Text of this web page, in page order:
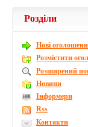
Розділи
Новi
Розмістити
Розширений
Новини
Інформери
Rss
Контакти